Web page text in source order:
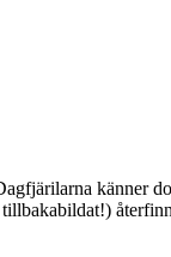
känner